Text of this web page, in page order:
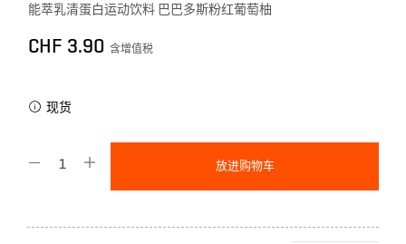
能萃乳清蛋白运动饮料 巴巴多斯粉红葡萄柚
CHF 3.90 含增值税
现货
放进购物车